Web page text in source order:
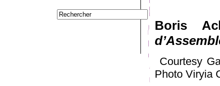
Boris
Courtesy
Photo Viryia